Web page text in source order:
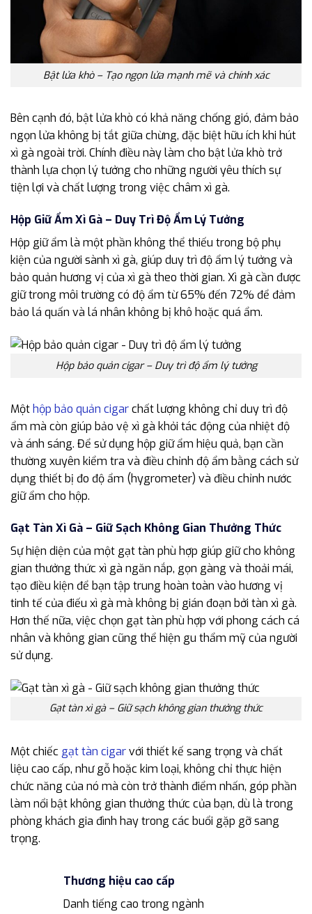
Bật lửa khò – Tạo ngọn lửa mạnh mẽ và chính xác
Bên cạnh đó, bật lửa khò có khả năng chống gió, đảm bảo
ngọn lửa không bị tắt giữa chừng, đặc biệt hữu ích khi hút
xì gà ngoài trời. Chính điều này làm cho bật lửa khò trở
thành lựa chọn lý tưởng cho những người yêu thích sự
tiện lợi và chất lượng trong việc châm xì gà.
Hộp Giữ Ẩm Xì Gà – Duy Trì Độ Ẩm Lý Tưởng
Hộp giữ ẩm là một phần không thể thiếu trong bộ phụ
kiện của người sành xì gà, giúp duy trì độ ẩm lý tưởng và
bảo quản hương vị của xì gà theo thời gian. Xì gà cần được
giữ trong môi trường có độ ẩm từ 65% đến 72% để đảm
bảo lá quấn và lá nhân không bị khô hoặc quá ẩm.
Hộp bảo quản cigar – Duy trì độ ẩm lý tưởng
Mộthộp bảo quản cigarchất lượng không chỉ duy trì độ
ẩm mà còn giúp bảo vệ xì gà khỏi tác động của nhiệt độ
và ánh sáng. Để sử dụng hộp giữ ẩm hiệu quả, bạn cần
thường xuyên kiểm tra và điều chỉnh độ ẩm bằng cách sử
dụng thiết bị đo độ ẩm (hygrometer) và điều chỉnh nước
giữ ẩm cho hộp.
Gạt Tàn Xì Gà – Giữ Sạch Không Gian Thưởng Thức
Sự hiện diện của một gạt tàn phù hợp giúp giữ cho không
gian thưởng thức xì gà ngăn nắp, gọn gàng và thoải mái,
tạo điều kiện để bạn tập trung hoàn toàn vào hương vị
tinh tế của điếu xì gà mà không bị gián đoạn bởi tàn xì gà.
Hơn thế nữa, việc chọn gạt tàn phù hợp với phong cách cá
nhân và không gian cũng thể hiện gu thẩm mỹ của người
sử dụng.
Gạt tàn xì gà – Giữ sạch không gian thưởng thức
Một chiếc gạt tàn cigarvới thiết kế sang trọng và chất
liệu cao cấp, như gỗ hoặc kim loại, không chỉ thực hiện
chức năng của nó mà còn trở thành điểm nhấn, góp phần
làm nổi bật không gian thưởng thức của bạn, dù là trong
phòng khách gia đình hay trong các buổi gặp gỡ sang
trọng.
Thương hiệu cao cấp
Danh tiếng cao trong ngành